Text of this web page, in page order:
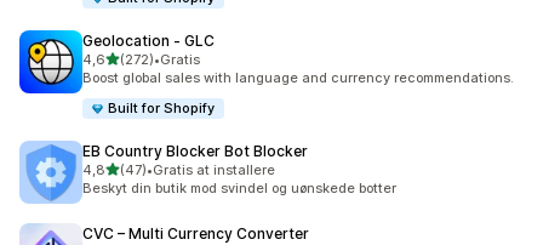
Geolocation ‑ GLC
4,6ud af 5 stjerner
(272)
272 anmeldelser i alt
•Gratis
Boost global sales with language and currency recommendations.
Built for Shopify
EB Country Blocker Bot Blocker
4,8ud af 5 stjerner
(47)
47 anmeldelser i alt
•Gratis at installere
Beskyt din butik mod svindel og uønskede botter
CVC – Multi Currency Converter